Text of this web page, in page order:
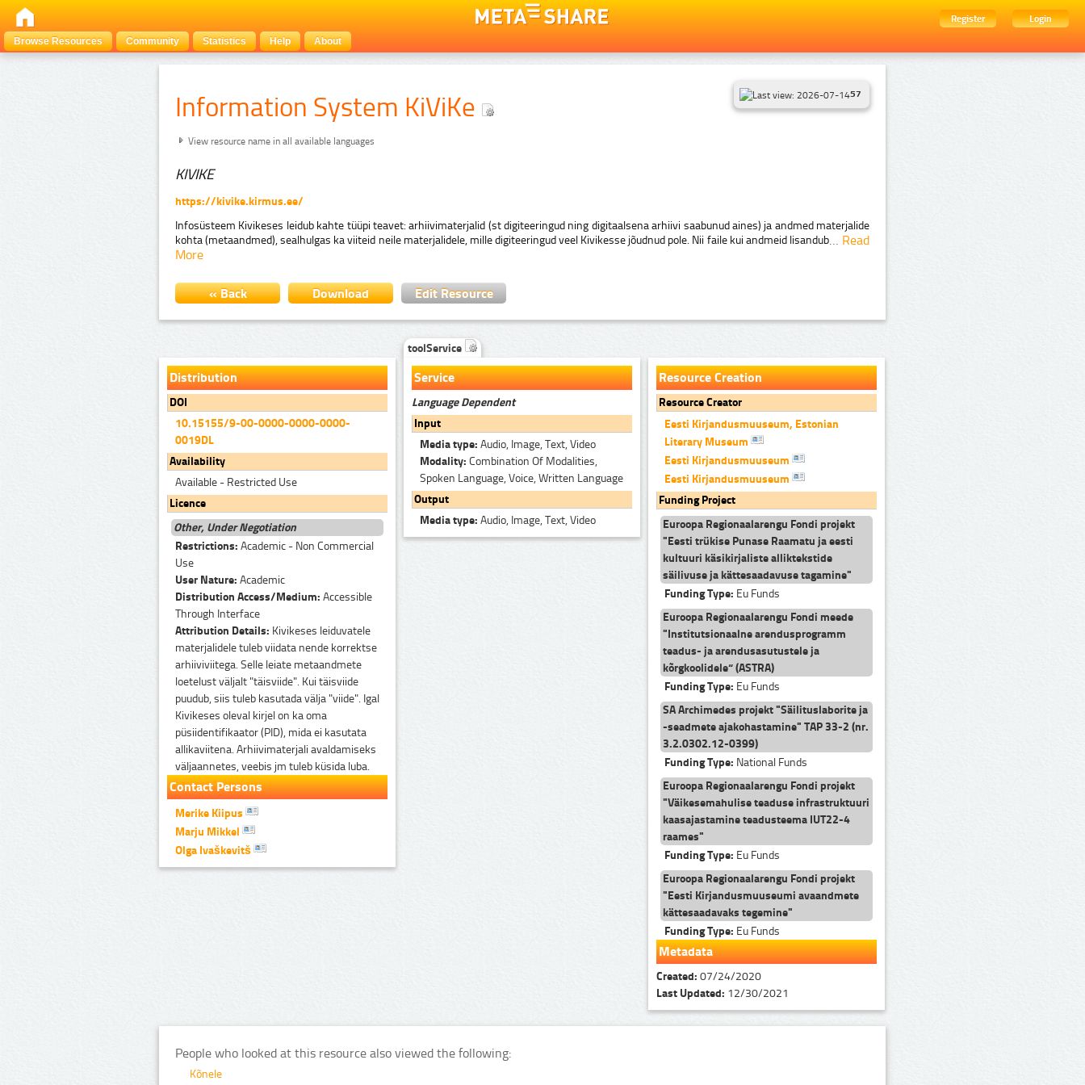
Register
Login
Browse Resources
Community Statistics Help About
57
Information System KiViKe
View resource name in all available languages
KIVIKE
https://kivike.kirmus.ee/
Infosüsteem Kivikeses leidub kahte tüüpi teavet: arhiivimaterjalid (st digiteeringud ning digitaalsena arhiivi saabunud aines) ja andmed materjalide
kohta (metaandmed), sealhulgas ka viiteid neile materjalidele, mille digiteeringud veel Kivikesse jõudnud pole. Nii faile kui andmeid lisandub… Read
More
« Back Download Edit Resource
Distribution
DOI
10.15155/9-00-0000-0000-0000-
0019DL
Availability
Available - Restricted Use
Licence
Other, Under Negotiation
Restrictions: Academic - Non Commercial
Use
User Nature: Academic
Distribution Access/Medium: Accessible
Through Interface
Attribution Details: Kivikeses leiduvatele
materjalidele tuleb viidata nende korrektse
arhiiviviitega. Selle leiate metaandmete
loetelust väljalt "täisviide". Kui täisviide
puudub, siis tuleb kasutada välja "viide". Igal
Kivikeses oleval kirjel on ka oma
püsiidentifikaator (PID), mida ei kasutata
allikaviitena. Arhiivimaterjali avaldamiseks
väljaannetes, veebis jm tuleb küsida luba.
Contact Persons
Merike Kiipus
Marju Mikkel
Olga Ivaškevitš
toolService
Service
Language Dependent
Input
Media type: Audio, Image, Text, Video
Modality: Combination Of Modalities,
Spoken Language, Voice, Written Language
Output
Media type: Audio, Image, Text, Video
Resource Creation
Resource Creator
Eesti Kirjandusmuuseum, Estonian
Literary Museum
Eesti Kirjandusmuuseum
Eesti Kirjandusmuuseum
Funding Project
Euroopa Regionaalarengu Fondi projekt
"Eesti trükise Punase Raamatu ja eesti
kultuuri käsikirjaliste alliktekstide
säilivuse ja kättesaadavuse tagamine"
Funding Type: Eu Funds
Euroopa Regionaalarengu Fondi meede
"Institutsionaalne arendusprogramm
teadus- ja arendusasutustele ja
kõrgkoolidele“ (ASTRA)
Funding Type: Eu Funds
SA Archimedes projekt "Säilituslaborite ja
-seadmete ajakohastamine" TAP 33-2 (nr.
3.2.0302.12-0399)
Funding Type: National Funds
Euroopa Regionaalarengu Fondi projekt
"Väikesemahulise teaduse infrastruktuuri
kaasajastamine teadusteema IUT22-4
raames"
Funding Type: Eu Funds
Euroopa Regionaalarengu Fondi projekt
"Eesti Kirjandusmuuseumi avaandmete
kättesaadavaks tegemine"
Funding Type: Eu Funds
Metadata
Created: 07/24/2020
Last Updated: 12/30/2021
People who looked at this resource also viewed the following:
Kõnele